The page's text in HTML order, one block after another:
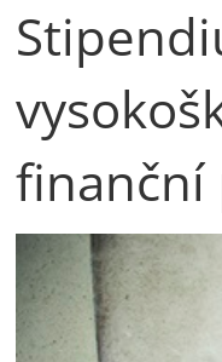
finanční